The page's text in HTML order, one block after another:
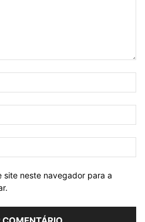
site neste navegador para a